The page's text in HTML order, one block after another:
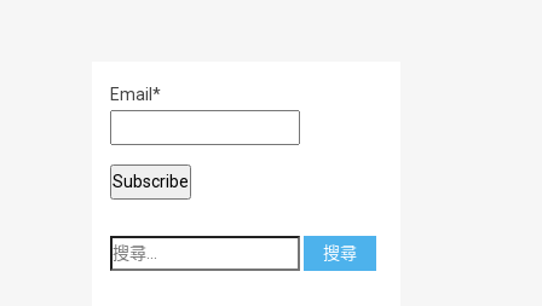
Email*